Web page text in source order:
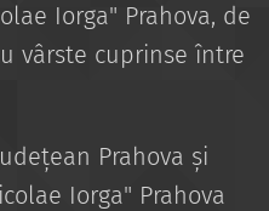
Iorga" Prahova, de
vârste cuprinse între
Prahova și
Iorga" Prahova